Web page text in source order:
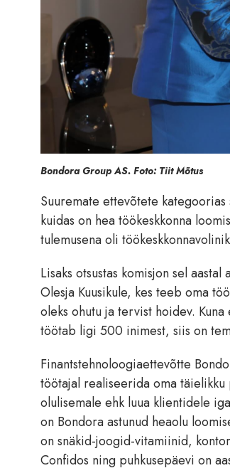
Bondora Group AS. Foto: Tiit Mõtus
Suuremate ettevõtete kategoorias
kuidas on hea töökeskkonna
tulemusena oli
Lisaks otsustas komisjon sel
Olesja Kuusikule, kes teeb oma
oleks ohutu ja tervist hoidev.
töötab ligi 500 inimest, siis on
Finantstehnoloogiaettevõtte
töötajal realiseerida oma täielikku
olulisemale ehk luua klientidele
on Bondora astunud heaolu
on snäkid-joogid-vitamiinid,
Confidos ning puhkusepäevi on